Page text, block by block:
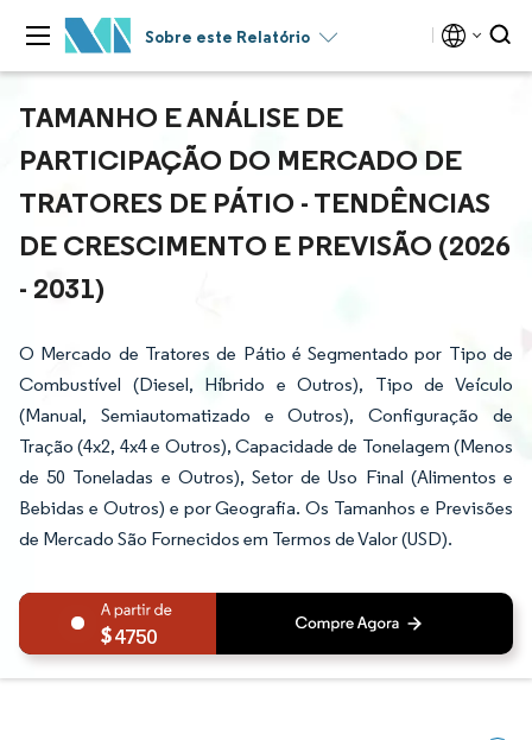
Sobre este Relatório
TAMANHO E ANÁLISE DE
PARTICIPAÇÃO DO MERCADO DE
TRATORES DE PÁTIO - TENDÊNCIAS
DE CRESCIMENTO E PREVISÃO (2026
- 2031)
O Mercado de Tratores de Pátio é Segmentado por Tipo de
Combustível (Diesel, Híbrido e Outros), Tipo de Veículo
(Manual, Semiautomatizado e Outros), Configuração de
Tração (4x2, 4x4 e Outros), Capacidade de Tonelagem (Menos
de 50 Toneladas e Outros), Setor de Uso Final (Alimentos e
Bebidas e Outros) e por Geografia. Os Tamanhos e Previsões
de Mercado São Fornecidos em Termos de Valor (USD).
4750